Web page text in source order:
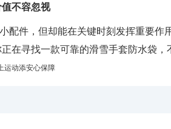
不容忽视
配件，但却能在关键时刻发挥重要
在寻找一款可靠的滑雪手套防水袋
运动添安心保障